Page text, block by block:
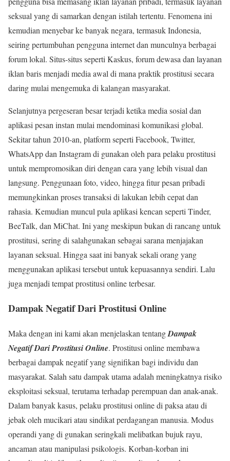
seksual yang di samarkan dengan istilah tertentu. Fenomena ini
kemudian menyebar ke banyak negara, termasuk Indonesia,
seiring pertumbuhan pengguna internet dan munculnya berbagai
forum lokal. Situs-situs seperti Kaskus, forum dewasa dan layanan
iklan baris menjadi media awal di mana praktik prostitusi secara
daring mulai mengemuka di kalangan masyarakat.
Selanjutnya pergeseran besar terjadi ketika media sosial dan
aplikasi pesan instan mulai mendominasi komunikasi global.
Sekitar tahun 2010-an, platform seperti Facebook, Twitter,
WhatsApp dan Instagram di gunakan oleh para pelaku prostitusi
untuk mempromosikan diri dengan cara yang lebih visual dan
langsung. Penggunaan foto, video, hingga fitur pesan pribadi
memungkinkan proses transaksi di lakukan lebih cepat dan
rahasia. Kemudian muncul pula aplikasi kencan seperti Tinder,
BeeTalk, dan MiChat. Ini yang meskipun bukan di rancang untuk
prostitusi, sering di salahgunakan sebagai sarana menjajakan
layanan seksual. Hingga saat ini banyak sekali orang yang
menggunakan aplikasi tersebut untuk kepuasannya sendiri. Lalu
juga menjadi tempat prostitusi online terbesar.
Dampak Negatif Dari Prostitusi Online
Maka dengan ini kami akan menjelaskan tentangDampak
Negatif Dari Prostitusi Online. Prostitusi online membawa
berbagai dampak negatif yang signifikan bagi individu dan
masyarakat. Salah satu dampak utama adalah meningkatnya risiko
eksploitasi seksual, terutama terhadap perempuan dan anak-anak.
Dalam banyak kasus, pelaku prostitusi online di paksa atau di
jebak oleh mucikari atau sindikat perdagangan manusia. Modus
operandi yang di gunakan seringkali melibatkan bujuk rayu,
ancaman atau manipulasi psikologis. Korban-korban ini